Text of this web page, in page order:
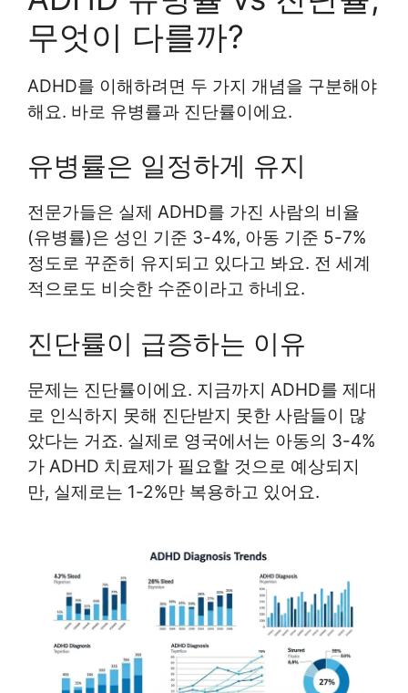
무엇이 다를까?
ADHD를 이해하려면 두 가지 개념을 구분해야
해요. 바로 유병률과 진단률이에요.
유병률은 일정하게 유지
전문가들은 실제 ADHD를 가진 사람의 비율
(유병률)은 성인 기준 3-4%, 아동 기준 5-7%
정도로 꾸준히 유지되고 있다고 봐요. 전 세계
적으로도 비슷한 수준이라고 하네요.
진단률이 급증하는 이유
문제는 진단률이에요. 지금까지 ADHD를 제대
로 인식하지 못해 진단받지 못한 사람들이 많
았다는 거죠. 실제로 영국에서는 아동의 3-4%
가 ADHD 치료제가 필요할 것으로 예상되지
만, 실제로는 1-2%만 복용하고 있어요.